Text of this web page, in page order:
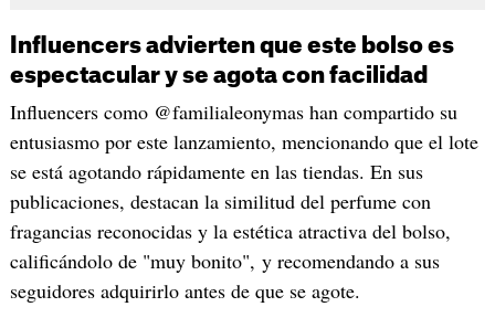
Influencers advierten que este bolso es
espectacular y se agota con facilidad
Influencers como @familialeonymas han compartido su
entusiasmo por este lanzamiento, mencionando que el lote
se está agotando rápidamente en las tiendas. En sus
publicaciones, destacan la similitud del perfume con
fragancias reconocidas y la estética atractiva del bolso,
calificándolo de "muy bonito", y recomendando a sus
seguidores adquirirlo antes de que se agote.